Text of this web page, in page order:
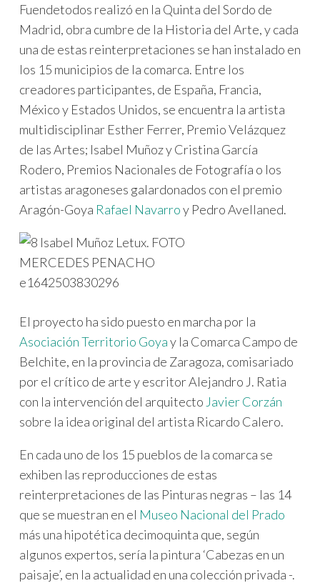
Fuendetodos realizó en la Quinta del Sordo de
Madrid, obra cumbre de la Historia del Arte, y cada
una de estas reinterpretaciones se han instalado en
los 15 municipios de la comarca. Entre los
creadores participantes, de España, Francia,
México y Estados Unidos, se encuentra la artista
multidisciplinar Esther Ferrer, Premio Velázquez
de las Artes; Isabel Muñoz y Cristina García
Rodero, Premios Nacionales de Fotografía o los
artistas aragoneses galardonados con el premio
Aragón-Goya Rafael Navarroy Pedro Avellaned.
El proyecto ha sido puesto en marcha por la
Asociación Territorio Goyay la Comarca Campo de
Belchite, en la provincia de Zaragoza, comisariado
por el crítico de arte y escritor Alejandro J. Ratia
con la intervención del arquitecto Javier Corzán
sobre la idea original del artista Ricardo Calero.
En cada uno de los 15 pueblos de la comarca se
exhiben las reproducciones de estas
reinterpretaciones de las Pinturas negras – las 14
que se muestran en el Museo Nacional del Prado
más una hipotética decimoquinta que, según
algunos expertos, sería la pintura ‘Cabezas en un
paisaje’, en la actualidad en una colección privada -.